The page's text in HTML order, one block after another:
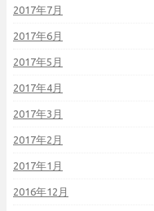
2017年7月
2017年6月
2017年5月
2017年4月
2017年3月
2017年2月
2017年1月
2016年12月